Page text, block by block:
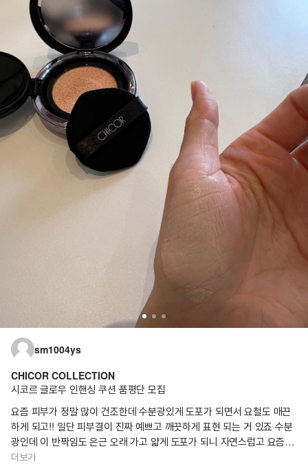
sm1004ys
CHICOR COLLECTION
시코르 글로우 인핸싱 쿠션 품평단 모집
요즘 피부가 정말 많이 건조한데 수분광있게 도포가 되면서 요철도 매끈
하게 되고!! 일단 피부결이 진짜 예쁘고 깨끗하게 표현 되는 거 있죠 수분
광인데 이 반짝임도 은근 오래 가고 얇게 도포가 되니 자연스럽고 요즘 정
말 잘 쓰고 있어요
더보기